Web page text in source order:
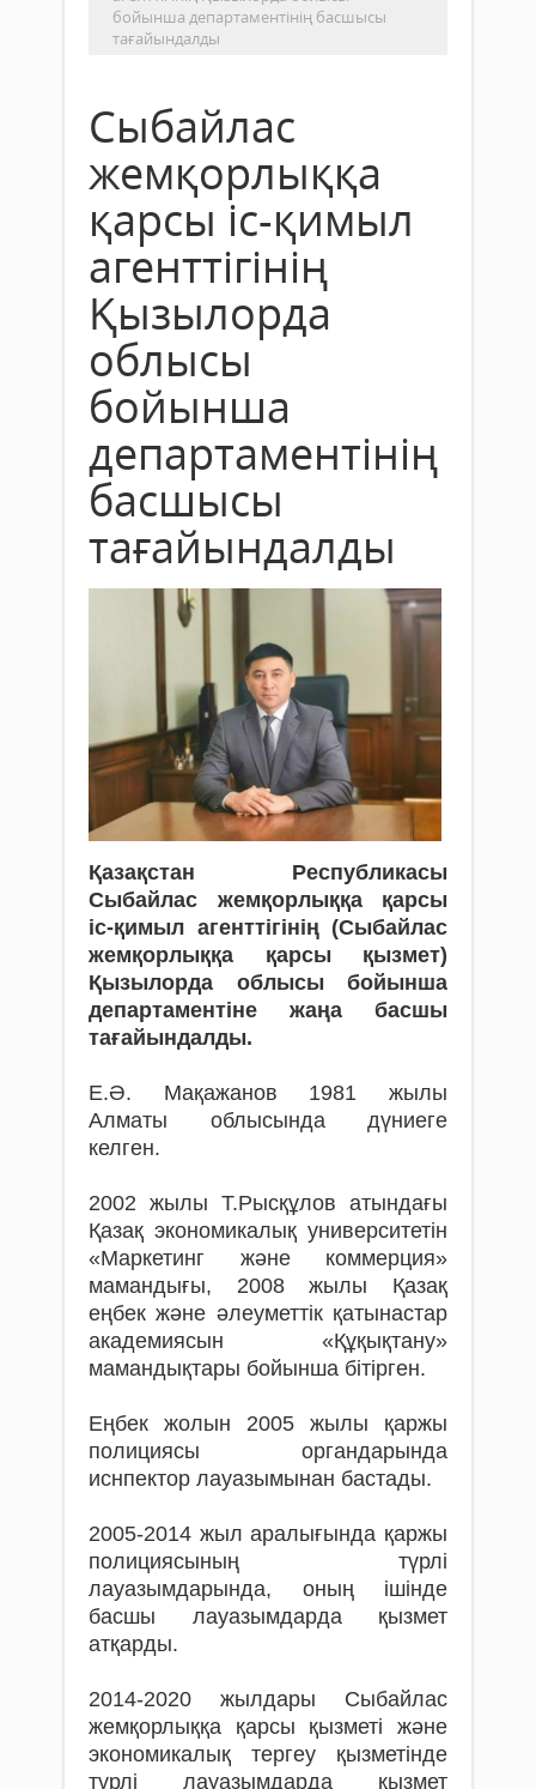
бойынша департаментінің басшысы
тағайындалды
Сыбайлас
жемқорлыққа
қарсы іс-қимыл
агенттігінің
Қызылорда
облысы
бойынша
департаментінің
басшысы
тағайындалды
Қазақстан Республикасы
Сыбайлас жемқорлыққа қарсы
іс-қимыл агенттігінің (Сыбайлас
жемқорлыққа қарсы қызмет)
Қызылорда облысы бойынша
департаментіне жаңа басшы
тағайындалды.
Е.Ә. Мақажанов 1981 жылы
Алматы облысында дүниеге
келген.
2002 жылы Т.Рысқұлов атындағы
Қазақ экономикалық университетін
«Маркетинг және коммерция»
мамандығы, 2008 жылы Қазақ
еңбек және әлеуметтік қатынастар
академиясын «Құқықтану»
мамандықтары бойынша бітірген.
Еңбек жолын 2005 жылы қаржы
полициясы органдарында
иснпектор лауазымынан бастады.
2005-2014 жыл аралығында қаржы
полициясының түрлі
лауазымдарында, оның ішінде
басшы лауазымдарда қызмет
атқарды.
2014-2020 жылдары Сыбайлас
жемқорлыққа қарсы қызметі және
экономикалық тергеу қызметінде
түрлі лауазымдарда қызмет